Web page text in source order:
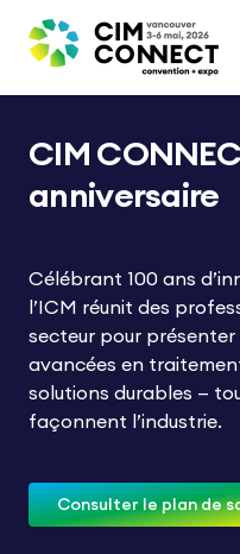
CIM Convention
CIM
anniversaire
Célébrant 100 ans
l’ICM réunit des
secteur pour
avancées en
solutions durables —
façonnent l’industrie.
Consulter le plan de